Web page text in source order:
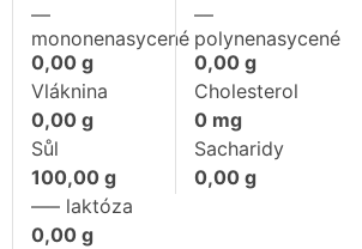
––
mononenasycené
0,00g
––
polynenasycené
0,00g
Vláknina
0,00g
Cholesterol
0mg
Sůl
100,00g
Sacharidy
0,00g
––– laktóza
0,00g